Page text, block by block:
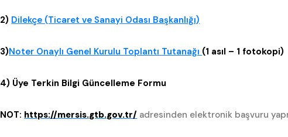
2) Dilekçe (Ticaret ve Sanayi Odası Başkanlığı)
3)Noter Onaylı Genel Kurulu Toplantı Tutanağı (1 asıl – 1 fotokopi)
4) Üye Terkin Bilgi Güncelleme Formu
NOT: https://mersis.gtb.gov.tr/ adresinden elektronik başvuru